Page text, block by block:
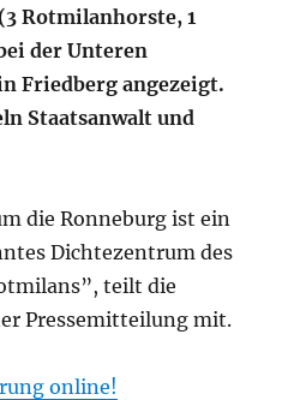
Rotmilanhorste, 1
der Unteren
Friedberg angezeigt.
Staatsanwalt und
die Ronneburg ist ein
Dichtezentrum des
teilt die
Pressemitteilung mit.
online!